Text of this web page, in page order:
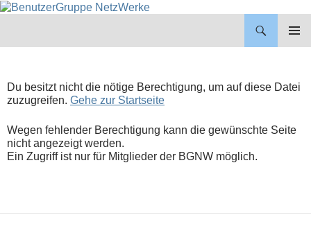
Du besitzt nicht die nötige Berechtigung, um auf diese Datei
zuzugreifen. Gehe zur Startseite
Wegen fehlender Berechtigung kann die gewünschte Seite
nicht angezeigt werden.
Ein Zugriff ist nur für Mitglieder der BGNW möglich.